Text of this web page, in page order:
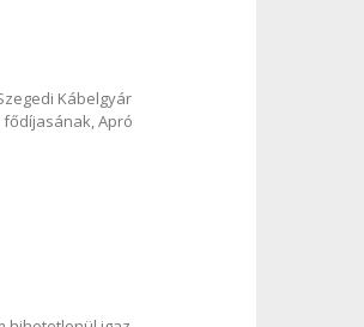
Kábelgyár
fődíjasának, Apró